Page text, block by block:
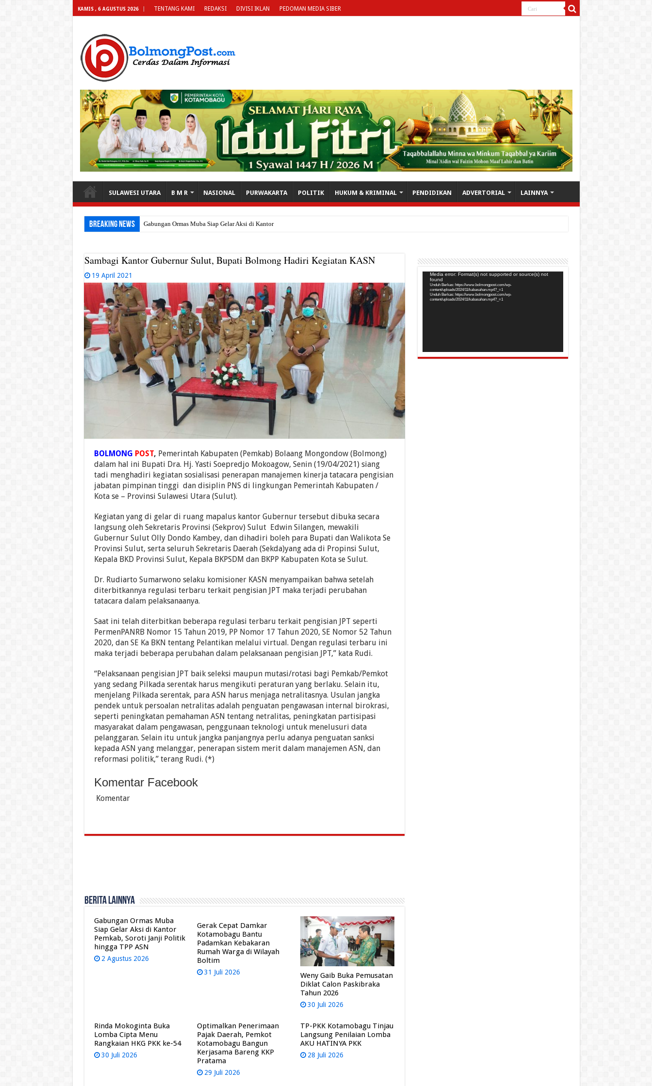
KAMIS , 6 AGUSTUS 2026 TENTANG KAMI REDAKSI DIVISI IKLAN PEDOMAN MEDIA SIBER
SULAWESI UTARA B M R NASIONAL PURWAKARTA POLITIK HUKUM & KRIMINAL PENDIDIKAN ADVERTORIAL LAINNYA
Breaking News Gabungan Ormas Muba Siap Gelar Aksi di Kantor Pemkab, Soroti Janji Polit
Sambagi Kantor Gubernur Sulut, Bupati Bolmong Hadiri Kegiatan KASN
19 April 2021
BOLMONG POST, Pemerintah Kabupaten (Pemkab) Bolaang Mongondow (Bolmong)
dalam hal ini Bupati Dra. Hj. Yasti Soepredjo Mokoagow, Senin (19/04/2021) siang
tadi menghadiri kegiatan sosialisasi penerapan manajemen kinerja tatacara pengisian
jabatan pimpinan tinggi dan disiplin PNS di lingkungan Pemerintah Kabupaten /
Kota se – Provinsi Sulawesi Utara (Sulut).
Kegiatan yang di gelar di ruang mapalus kantor Gubernur tersebut dibuka secara
langsung oleh Sekretaris Provinsi (Sekprov) Sulut Edwin Silangen, mewakili
Gubernur Sulut Olly Dondo Kambey, dan dihadiri boleh para Bupati dan Walikota Se
Provinsi Sulut, serta seluruh Sekretaris Daerah (Sekda)yang ada di Propinsi Sulut,
Kepala BKD Provinsi Sulut, Kepala BKPSDM dan BKPP Kabupaten Kota se Sulut.
Dr. Rudiarto Sumarwono selaku komisioner KASN menyampaikan bahwa setelah
diterbitkannya regulasi terbaru terkait pengisian JPT maka terjadi perubahan
tatacara dalam pelaksanaanya.
Saat ini telah diterbitkan beberapa regulasi terbaru terkait pengisian JPT seperti
PermenPANRB Nomor 15 Tahun 2019, PP Nomor 17 Tahun 2020, SE Nomor 52 Tahun
2020, dan SE Ka BKN tentang Pelantikan melalui virtual. Dengan regulasi terbaru ini
maka terjadi beberapa perubahan dalam pelaksanaan pengisian JPT,” kata Rudi.
“Pelaksanaan pengisian JPT baik seleksi maupun mutasi/rotasi bagi Pemkab/Pemkot
yang sedang Pilkada serentak harus mengikuti peraturan yang berlaku. Selain itu,
menjelang Pilkada serentak, para ASN harus menjaga netralitasnya. Usulan jangka
pendek untuk persoalan netralitas adalah penguatan pengawasan internal birokrasi,
seperti peningkatan pemahaman ASN tentang netralitas, peningkatan partisipasi
masyarakat dalam pengawasan, penggunaan teknologi untuk menelusuri data
pelanggaran. Selain itu untuk jangka panjangnya perlu adanya penguatan sanksi
kepada ASN yang melanggar, penerapan sistem merit dalam manajemen ASN, dan
reformasi politik,” terang Rudi. (*)
Komentar Facebook
Komentar
Berita Lainnya
Gabungan Ormas Muba
Siap Gelar Aksi di Kantor
Pemkab, Soroti Janji Politik
hingga TPP ASN
2 Agustus 2026
Gerak Cepat Damkar
Kotamobagu Bantu
Padamkan Kebakaran
Rumah Warga di Wilayah
Boltim
31 Juli 2026
Weny Gaib Buka Pemusatan
Diklat Calon Paskibraka
Tahun 2026
30 Juli 2026
Rinda Mokoginta Buka
Lomba Cipta Menu
Rangkaian HKG PKK ke-54
30 Juli 2026
Optimalkan Penerimaan
Pajak Daerah, Pemkot
Kotamobagu Bangun
Kerjasama Bareng KKP
Pratama
29 Juli 2026
TP-PKK Kotamobagu Tinjau
Langsung Penilaian Lomba
AKU HATINYA PKK
28 Juli 2026
Pemutar
Video
Media error: Format(s) not supported or source(s) not
found
Unduh Berkas: https://www.bolmongpost.com/wp-
content/uploads/2024/11/kabasahan.mp4?_=1
Unduh Berkas: https://www.bolmongpost.com/wp-
content/uploads/2024/11/kabasahan.mp4?_=1